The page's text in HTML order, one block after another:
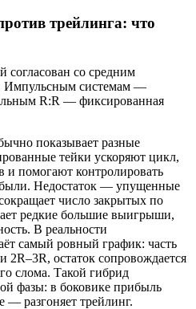
трейлинга: что
согласован со средним
Импульсным системам —
R:R — фиксированная
показывает разные
тейки ускоряют цикл,
помогают контролировать
Недостаток — упущенные
число закрытых по
редкие большие выигрыши,
В реальности
самый ровный график: часть
2R–3R, остаток сопровождается
слома. Такой гибрид
фазы: в боковике прибыль
— разгоняет трейлинг.